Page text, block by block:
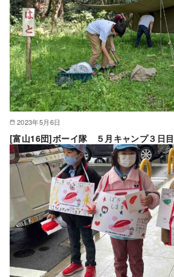
2023年5月6日
[富山16団]ボーイ隊 ５月キャンプ３日目